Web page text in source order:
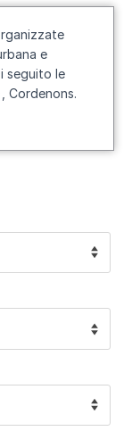
e
seguito le
Cordenons.